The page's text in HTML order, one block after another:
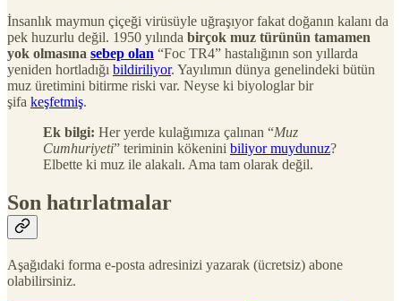
İnsanlık maymun çiçeği virüsüyle uğraşıyor fakat doğanın kalanı da
pek huzurlu değil. 1950 yılında birçok muz türünün tamamen
yok olmasına sebep olan “Foc TR4” hastalığının son yıllarda
yeniden hortladığı bildiriliyor. Yayılımın dünya genelindeki bütün
muz üretimini bitirme riski var. Neyse ki biyologlar bir
şifa keşfetmiş.
Ek bilgi: Her yerde kulağımıza çalınan “Muz
Cumhuriyeti” teriminin kökenini biliyor muydunuz?
Elbette ki muz ile alakalı. Ama tam olarak değil.
Son hatırlatmalar
Aşağıdaki forma e-posta adresinizi yazarak (ücretsiz) abone
olabilirsiniz.